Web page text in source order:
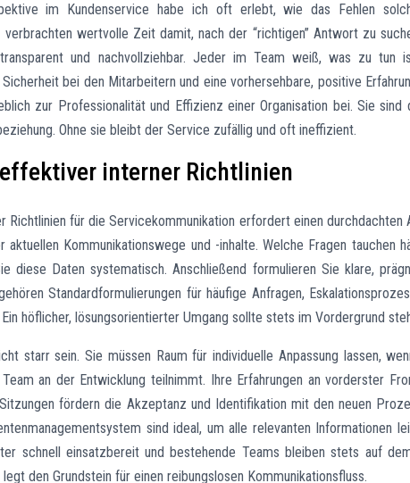
im Kundenservice habe ich oft erlebt, wie das Fehlen
wertvolle Zeit damit, nach der “richtigen” Antwort zu
und nachvollziehbar. Jeder im Team weiß, was zu
bei den Mitarbeitern und eine vorhersehbare, positive
zur Professionalität und Effizienz einer Organisation bei. Sie sind
Ohne sie bleibt der Service zufällig und oft ineffizient.
interner Richtlinien
Richtlinien für die Servicekommunikation erfordert einen durchdachten
aktuellen Kommunikationswege und -inhalte. Welche Fragen tauchen
diese Daten systematisch. Anschließend formulieren Sie klare,
Standardformulierungen für häufige Anfragen,
höflicher, lösungsorientierter Umgang sollte stets im Vordergrund
starr sein. Sie müssen Raum für individuelle Anpassung lassen,
an der Entwicklung teilnimmt. Ihre Erfahrungen an vorderster
fördern die Akzeptanz und Identifikation mit den neuen
sind ideal, um alle relevanten Informationen
schnell einsatzbereit und bestehende Teams bleiben stets auf
den Grundstein für einen reibungslosen Kommunikationsfluss.